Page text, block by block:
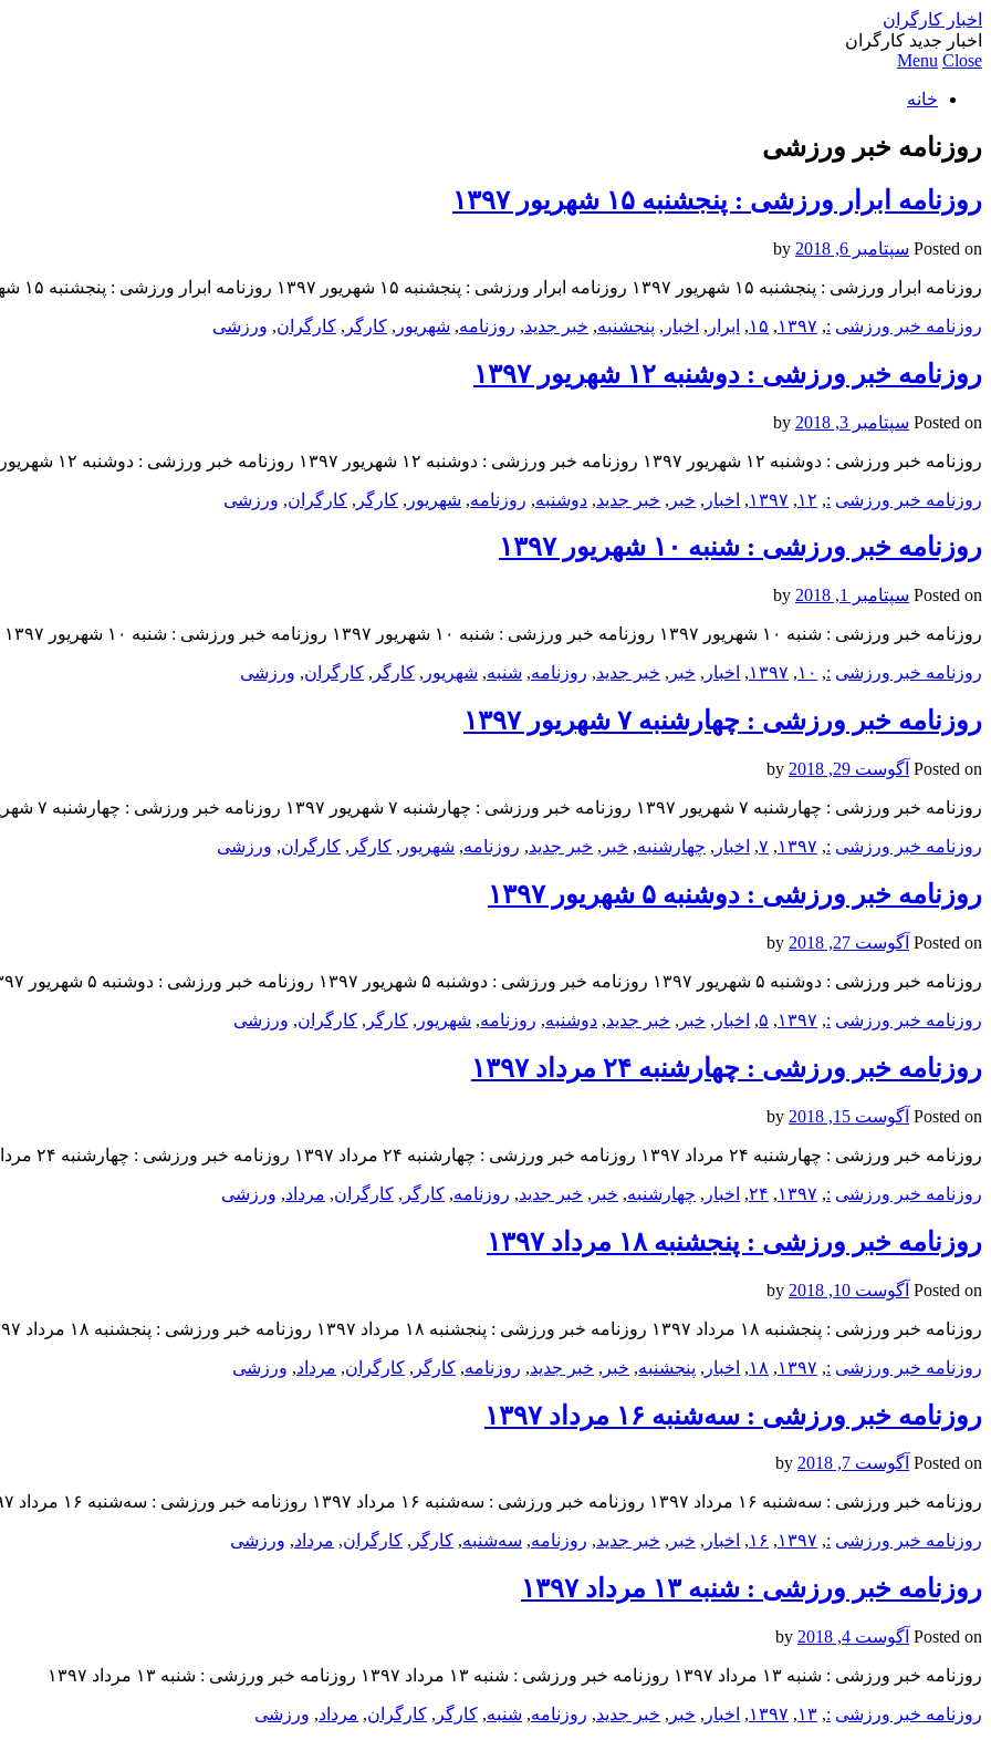
اخبار کارگران
اخبار جدید کارگران
Menu Close
خانه
روزنامه خبر ورزشى
روزنامه ابرار ورزشى : پنجشنبه ۱۵ شهريور ۱۳۹۷
Posted on سپتامبر 6, 2018
روزنامه ابرار ورزشى : پنجشنبه ۱۵ شهريور ۱۳۹۷ روزنامه ابرار ورزشى : پنجشنبه ۱۵ شهريور ۱۳۹۷ روزنامه ابرار ورزشى : پنجشنبه ۱۵ شهريور ۱۳۹۷
روزنامه خبر ورزشى :
, ۱۳۹۷, ۱۵, ابرار , اخبار , پنجشنبه, خبر جدید, روزنامه, شهريور , کارگر , کارگران, ورزشى
روزنامه خبر ورزشى : دوشنبه ۱۲ شهريور ۱۳۹۷
Posted on سپتامبر 3, 2018
روزنامه خبر ورزشى : دوشنبه ۱۲ شهريور ۱۳۹۷ روزنامه خبر ورزشى : دوشنبه ۱۲ شهريور ۱۳۹۷ روزنامه خبر ورزشى : دوشنبه ۱۲ شهريور ۱۳۹۷
روزنامه خبر ورزشى :
, ۱۲, ۱۳۹۷, اخبار , خبر , خبر جدید, دوشنبه, روزنامه, شهريور , کارگر , کارگران, ورزشى
روزنامه خبر ورزشى : شنبه ۱۰ شهريور ۱۳۹۷
Posted on سپتامبر 1, 2018
روزنامه خبر ورزشى : شنبه ۱۰ شهريور ۱۳۹۷ روزنامه خبر ورزشى : شنبه ۱۰ شهريور ۱۳۹۷ روزنامه خبر ورزشى : شنبه ۱۰ شهريور ۱۳۹۷
روزنامه خبر ورزشى :
, ۱۰, ۱۳۹۷, اخبار , خبر , خبر جدید, روزنامه, شنبه, شهريور , کارگر , کارگران, ورزشى
روزنامه خبر ورزشى : چهارشنبه ۷ شهريور ۱۳۹۷
Posted on آگوست 29, 2018
روزنامه خبر ورزشى : چهارشنبه ۷ شهريور ۱۳۹۷ روزنامه خبر ورزشى : چهارشنبه ۷ شهريور ۱۳۹۷ روزنامه خبر ورزشى : چهارشنبه ۷ شهريور ۱۳۹۷
روزنامه خبر ورزشى :
, ۱۳۹۷, ۷, اخبار , چهارشنبه, خبر , خبر جدید, روزنامه, شهريور , کارگر , کارگران, ورزشى
روزنامه خبر ورزشى : دوشنبه ۵ شهريور ۱۳۹۷
Posted on آگوست 27, 2018
روزنامه خبر ورزشى : دوشنبه ۵ شهريور ۱۳۹۷ روزنامه خبر ورزشى : دوشنبه ۵ شهريور ۱۳۹۷ روزنامه خبر ورزشى : دوشنبه ۵ شهريور ۱۳۹۷
روزنامه خبر ورزشى :
, ۱۳۹۷, ۵, اخبار , خبر , خبر جدید, دوشنبه, روزنامه, شهريور , کارگر , کارگران, ورزشى
روزنامه خبر ورزشى : چهارشنبه ۲۴ مرداد ۱۳۹۷
Posted on آگوست 15, 2018
روزنامه خبر ورزشى : چهارشنبه ۲۴ مرداد ۱۳۹۷ روزنامه خبر ورزشى : چهارشنبه ۲۴ مرداد ۱۳۹۷ روزنامه خبر ورزشى : چهارشنبه ۲۴ مرداد ۱۳۹۷
روزنامه خبر ورزشى :
, ۱۳۹۷, ۲۴, اخبار , چهارشنبه, خبر , خبر جدید, روزنامه, کارگر , کارگران, مرداد, ورزشى
روزنامه خبر ورزشى : پنجشنبه ۱۸ مرداد ۱۳۹۷
Posted on آگوست 10, 2018
روزنامه خبر ورزشى : پنجشنبه ۱۸ مرداد ۱۳۹۷ روزنامه خبر ورزشى : پنجشنبه ۱۸ مرداد ۱۳۹۷ روزنامه خبر ورزشى : پنجشنبه ۱۸ مرداد ۱۳۹۷
روزنامه خبر ورزشى :
, ۱۳۹۷, ۱۸, اخبار , پنجشنبه, خبر , خبر جدید, روزنامه, کارگر , کارگران, مرداد, ورزشى
روزنامه خبر ورزشى : سه‌شنبه ۱۶ مرداد ۱۳۹۷
Posted on آگوست 7, 2018
روزنامه خبر ورزشى : سه‌شنبه ۱۶ مرداد ۱۳۹۷ روزنامه خبر ورزشى : سه‌شنبه ۱۶ مرداد ۱۳۹۷ روزنامه خبر ورزشى : سه‌شنبه ۱۶ مرداد ۱۳۹۷
روزنامه خبر ورزشى :
, ۱۳۹۷, ۱۶, اخبار , خبر , خبر جدید, روزنامه, سه‌شنبه, کارگر , کارگران, مرداد, ورزشى
روزنامه خبر ورزشى : شنبه ۱۳ مرداد ۱۳۹۷
Posted on آگوست 4, 2018
روزنامه خبر ورزشى : شنبه ۱۳ مرداد ۱۳۹۷ روزنامه خبر ورزشى : شنبه ۱۳ مرداد ۱۳۹۷ روزنامه خبر ورزشى : شنبه ۱۳ مرداد ۱۳۹۷
روزنامه خبر ورزشى :
, ۱۳, ۱۳۹۷, اخبار , خبر , خبر جدید, روزنامه, شنبه, کارگر , کارگران, مرداد, ورزشى